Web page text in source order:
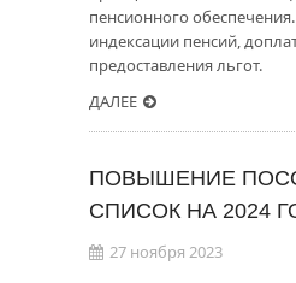
пенсионного
индексации пенсий,
предоставления льгот.
ДАЛЕЕ
ПОВЫШЕНИЕ
СПИСОК НА 2024
27 ноября 2023